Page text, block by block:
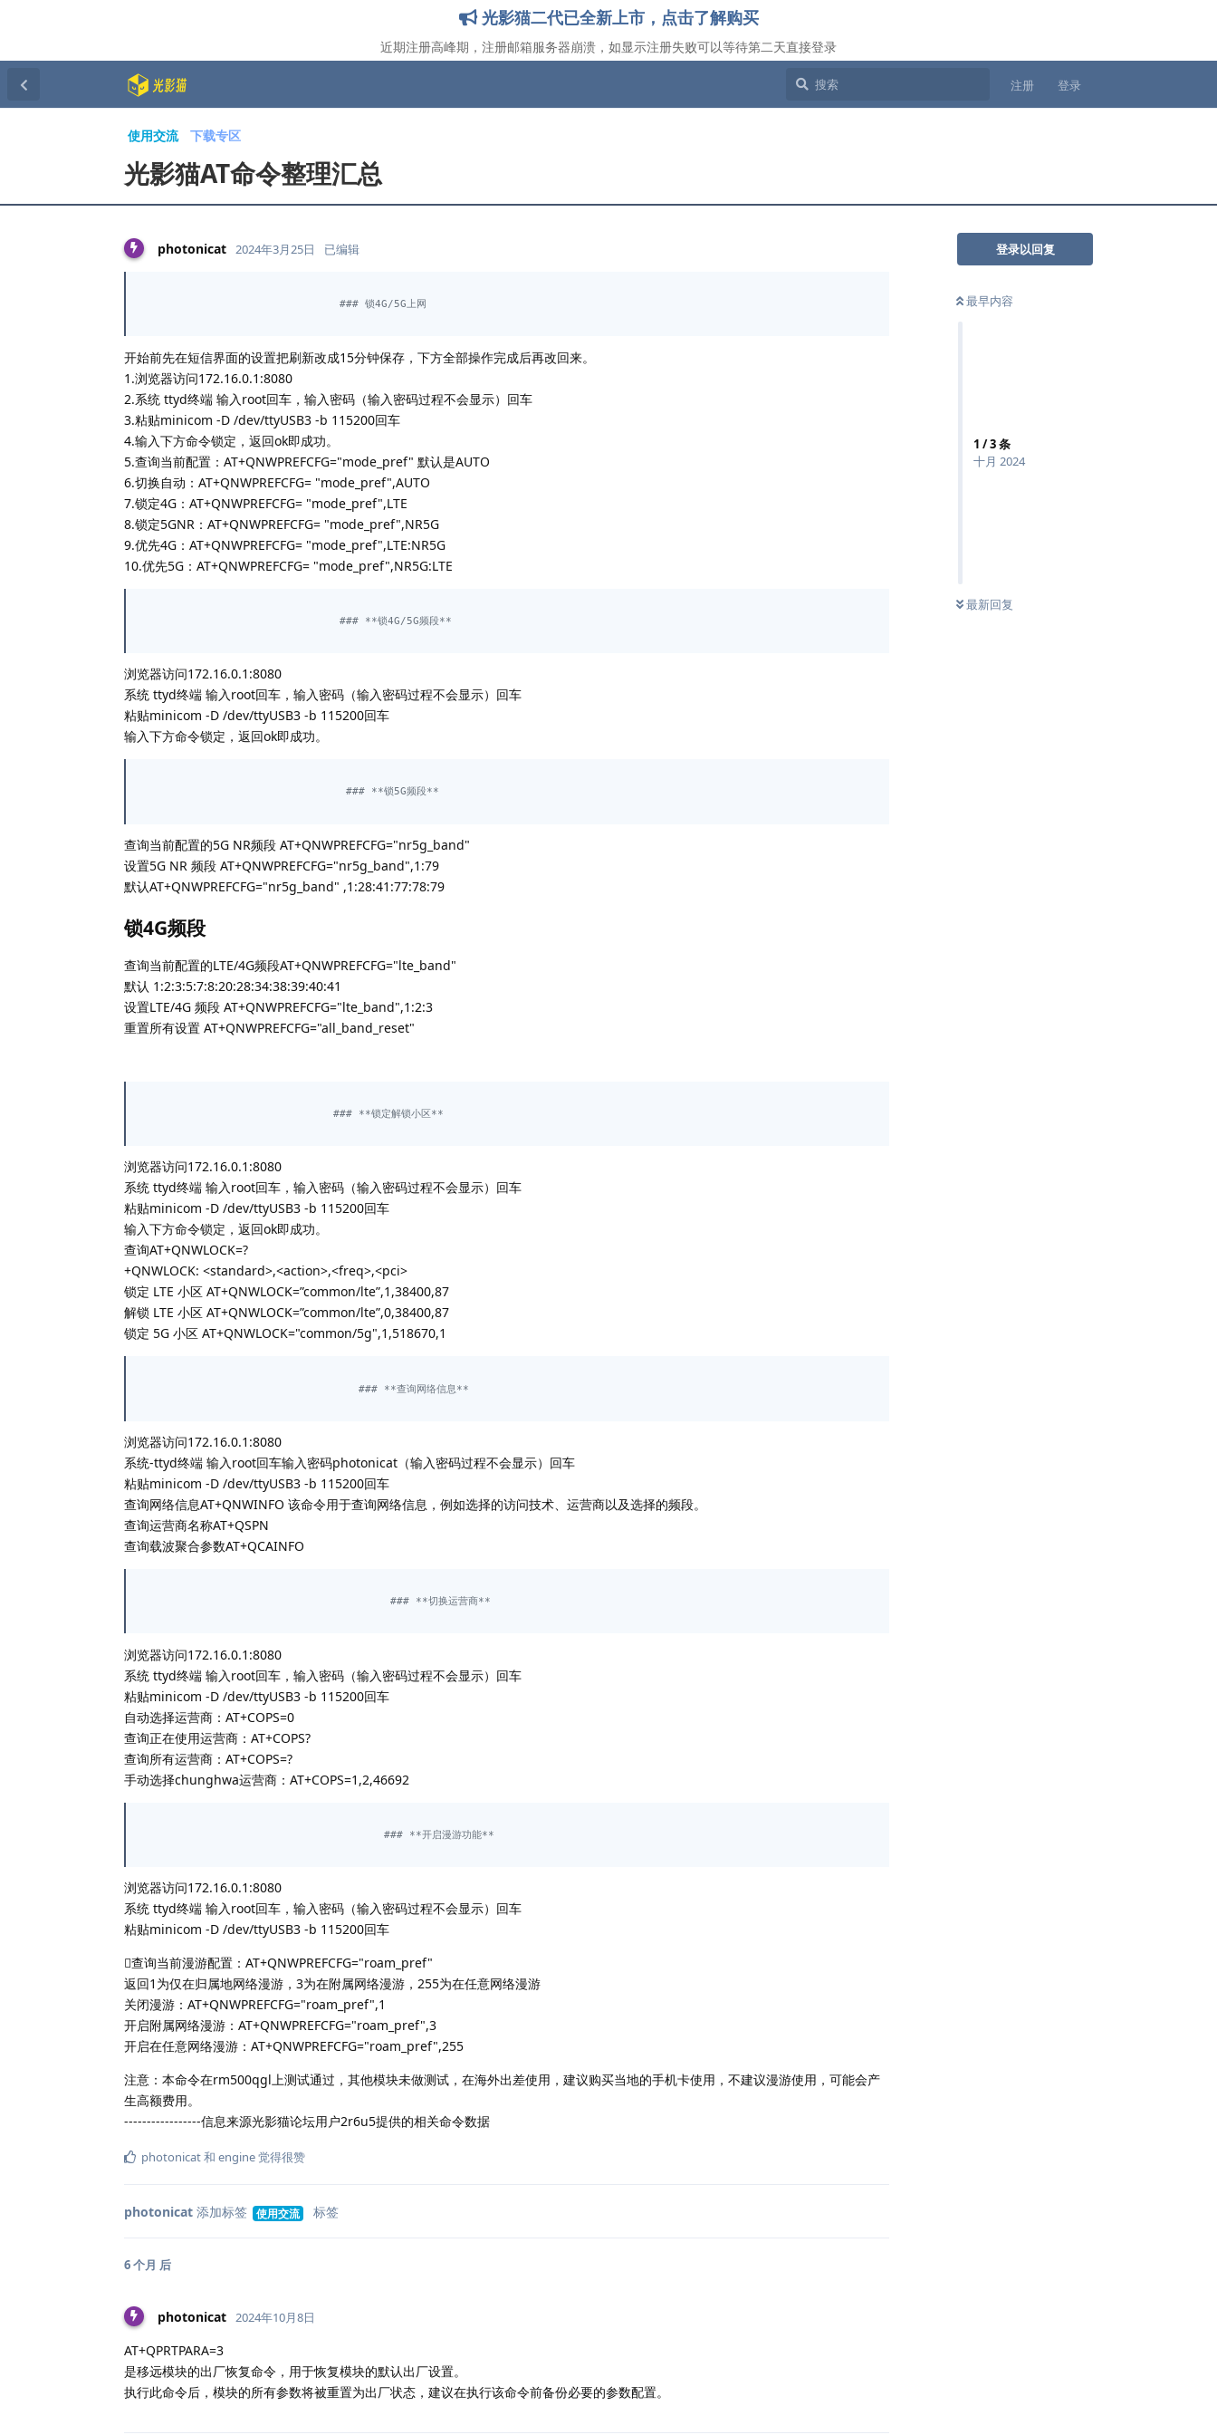
光影猫二代已全新上市，点击了解购买
近期注册高峰期，注册邮箱服务器崩溃，如显示注册失败可以等待第二天直接登录
注册 登录
使用交流 下载专区
光影猫AT命令整理汇总
登录以回复
最早内容
1 /3条
十月 2024
最新回复
photonicat 2024年3月25日 已编辑
### 锁4G/5G上网
开始前先在短信界面的设置把刷新改成15分钟保存，下方全部操作完成后再改回来。
1.浏览器访问172.16.0.1:8080
2.系统 ttyd终端 输入root回车，输入密码（输入密码过程不会显示）回车
3.粘贴minicom -D /dev/ttyUSB3 -b 115200回车
4.输入下方命令锁定，返回ok即成功。
5.查询当前配置：AT+QNWPREFCFG="mode_pref" 默认是AUTO
6.切换自动：AT+QNWPREFCFG= "mode_pref",AUTO
7.锁定4G：AT+QNWPREFCFG= "mode_pref",LTE
8.锁定5GNR：AT+QNWPREFCFG= "mode_pref",NR5G
9.优先4G：AT+QNWPREFCFG= "mode_pref",LTE:NR5G
10.优先5G：AT+QNWPREFCFG= "mode_pref",NR5G:LTE
### **锁4G/5G频段**
浏览器访问172.16.0.1:8080
系统 ttyd终端 输入root回车，输入密码（输入密码过程不会显示）回车
粘贴minicom -D /dev/ttyUSB3 -b 115200回车
输入下方命令锁定，返回ok即成功。
### **锁5G频段**
查询当前配置的5G NR频段 AT+QNWPREFCFG="nr5g_band"
设置5G NR 频段 AT+QNWPREFCFG="nr5g_band",1:79
默认AT+QNWPREFCFG="nr5g_band" ,1:28:41:77:78:79
锁4G频段
查询当前配置的LTE/4G频段AT+QNWPREFCFG="lte_band"
默认 1:2:3:5:7:8:20:28:34:38:39:40:41
设置LTE/4G 频段 AT+QNWPREFCFG="lte_band",1:2:3
重置所有设置 AT+QNWPREFCFG="all_band_reset"
### **锁定解锁小区**
浏览器访问172.16.0.1:8080
系统 ttyd终端 输入root回车，输入密码（输入密码过程不会显示）回车
粘贴minicom -D /dev/ttyUSB3 -b 115200回车
输入下方命令锁定，返回ok即成功。
查询AT+QNWLOCK=?
+QNWLOCK: <standard>,<action>,<freq>,<pci>
锁定 LTE 小区 AT+QNWLOCK=”common/lte”,1,38400,87
解锁 LTE 小区 AT+QNWLOCK=”common/lte”,0,38400,87
锁定 5G 小区 AT+QNWLOCK="common/5g",1,518670,1
### **查询网络信息**
浏览器访问172.16.0.1:8080
系统-ttyd终端 输入root回车输入密码photonicat（输入密码过程不会显示）回车
粘贴minicom -D /dev/ttyUSB3 -b 115200回车
查询网络信息AT+QNWINFO 该命令用于查询网络信息，例如选择的访问技术、运营商以及选择的频段。
查询运营商名称AT+QSPN
查询载波聚合参数AT+QCAINFO
### **切换运营商**
浏览器访问172.16.0.1:8080
系统 ttyd终端 输入root回车，输入密码（输入密码过程不会显示）回车
粘贴minicom -D /dev/ttyUSB3 -b 115200回车
自动选择运营商：AT+COPS=0
查询正在使用运营商：AT+COPS?
查询所有运营商：AT+COPS=?
手动选择chunghwa运营商：AT+COPS=1,2,46692
### **开启漫游功能**
浏览器访问172.16.0.1:8080
系统 ttyd终端 输入root回车，输入密码（输入密码过程不会显示）回车
粘贴minicom -D /dev/ttyUSB3 -b 115200回车
查询当前漫游配置：AT+QNWPREFCFG="roam_pref"
返回1为仅在归属地网络漫游，3为在附属网络漫游，255为在任意网络漫游
关闭漫游：AT+QNWPREFCFG="roam_pref",1
开启附属网络漫游：AT+QNWPREFCFG="roam_pref",3
开启在任意网络漫游：AT+QNWPREFCFG="roam_pref",255
注意：本命令在rm500qgl上测试通过，其他模块未做测试，在海外出差使用，建议购买当地的手机卡使用，不建议漫游使用，可能会产
生高额费用。
-----------------信息来源光影猫论坛用户2r6u5提供的相关命令数据
photonicat和 engine觉得很赞
photonicat 添加标签 使用交流 标签
6 个月 后
photonicat 2024年10月8日
AT+QPRTPARA=3
是移远模块的出厂恢复命令，用于恢复模块的默认出厂设置。
执行此命令后，模块的所有参数将被重置为出厂状态，建议在执行该命令前备份必要的参数配置。